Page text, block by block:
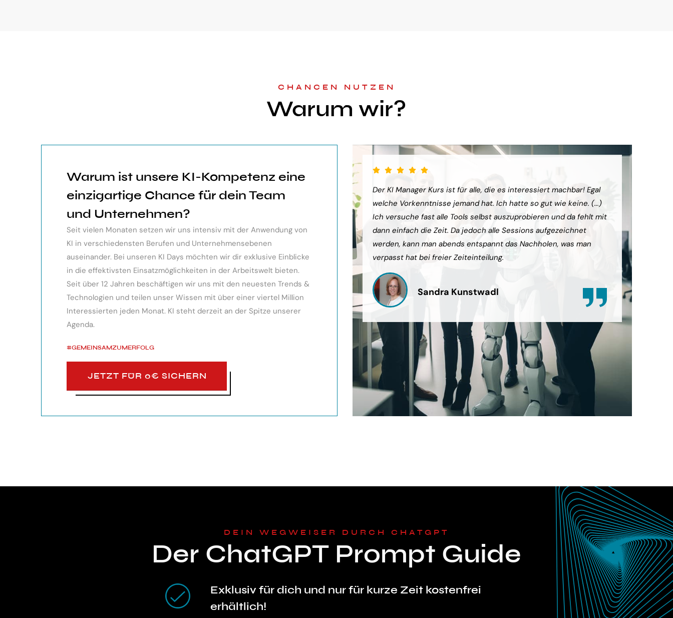
CHANCEN NUTZEN
Warum wir?
Warum ist unsere KI-Kompetenz eine
einzigartige Chance für dein Team
und Unternehmen?
Seit vielen Monaten setzen wir uns intensiv mit der Anwendung von
KI in verschiedensten Berufen und Unternehmensebenen
auseinander. Bei unseren KI Days möchten wir dir exklusive Einblicke
in die effektivsten Einsatzmöglichkeiten in der Arbeitswelt bieten.
Seit über 12 Jahren beschäftigen wir uns mit den neuesten Trends &
Technologien und teilen unser Wissen mit über einer viertel Million
Interessierten jeden Monat. KI steht derzeit an der Spitze unserer
Agenda.
#GEMEINSAMZUMERFOLG
JETZT FÜR 0€ SICHERN
Der KI Manager Lehrgang hat mich sehr weiter gebracht. Ein toller
Überblick über alles, was es bereits gibt, mit kleinem Ausblick.
Besonders toll: Auf alle Fragen wurde eingegangen, teilweise
wurden für spezielle Probleme noch Anleitungen zum Download
bereitgestellt.
Monika Vietz
Der KI Manager Kurs ist für alle, die es interessiert machbar! Egal
welche Vorkenntnisse jemand hat. Ich hatte so gut wie keine. (...)
Ich versuche fast alle Tools selbst auszuprobieren und da fehlt mit
dann einfach die Zeit. Da jedoch alle Sessions aufgezeichnet
werden, kann man abends entspannt das Nachholen, was man
verpasst hat bei freier Zeiteinteilung.
Sandra Kunstwadl
DEIN WEGWEISER DURCH CHATGPT
Der ChatGPT Prompt Guide
Exklusiv für dich und nur für kurze Zeit kostenfrei
erhältlich!